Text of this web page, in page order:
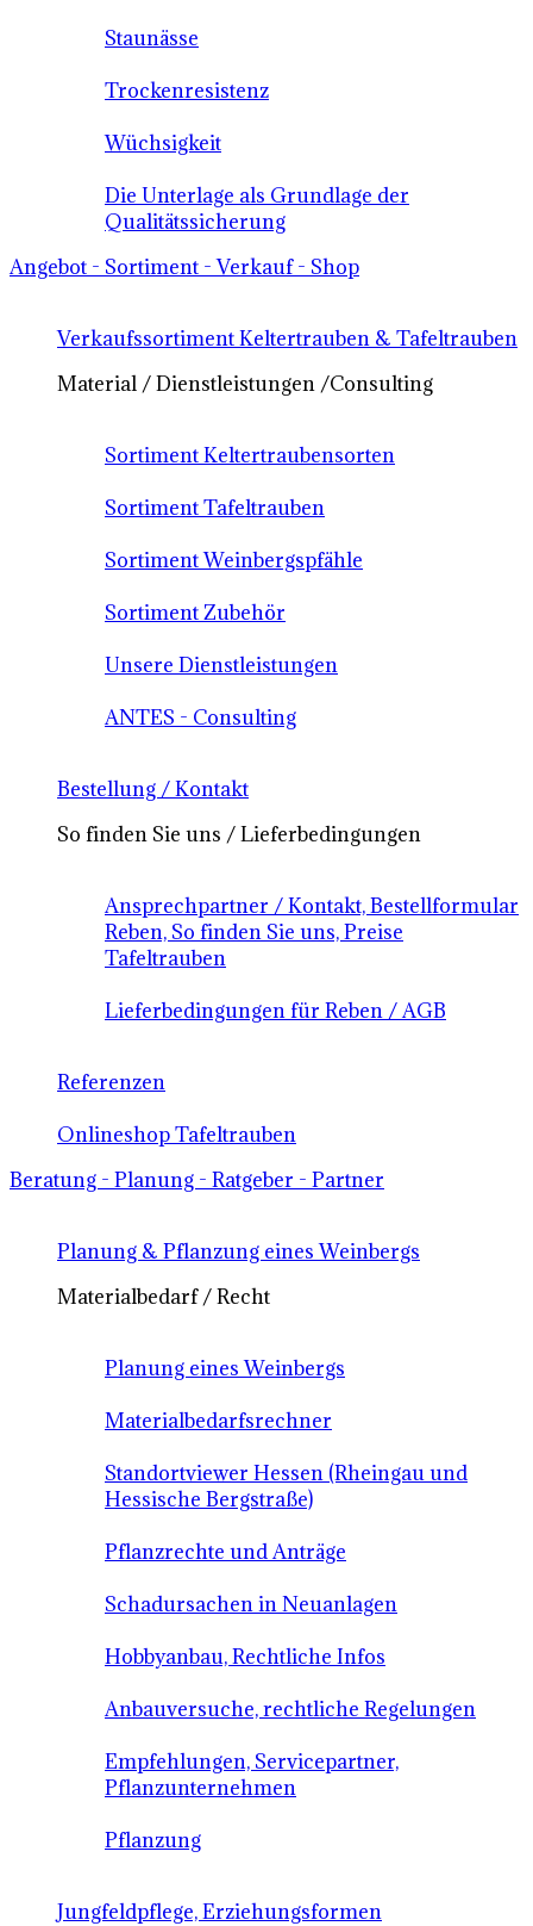
Staunässe
Trockenresistenz
Wüchsigkeit
Die Unterlage als Grundlage der
Qualitätssicherung
Angebot - Sortiment - Verkauf - Shop
Verkaufssortiment Keltertrauben & Tafeltrauben
Material / Dienstleistungen /Consulting
Sortiment Keltertraubensorten
Sortiment Tafeltrauben
Sortiment Weinbergspfähle
Sortiment Zubehör
Unsere Dienstleistungen
ANTES - Consulting
Bestellung / Kontakt
So finden Sie uns / Lieferbedingungen
Ansprechpartner / Kontakt, Bestellformular
Reben, So finden Sie uns, Preise
Tafeltrauben
Lieferbedingungen für Reben / AGB
Referenzen
Onlineshop Tafeltrauben
Beratung - Planung - Ratgeber - Partner
Planung & Pflanzung eines Weinbergs
Materialbedarf / Recht
Planung eines Weinbergs
Materialbedarfsrechner
Standortviewer Hessen (Rheingau und
Hessische Bergstraße)
Pflanzrechte und Anträge
Schadursachen in Neuanlagen
Hobbyanbau, Rechtliche Infos
Anbauversuche, rechtliche Regelungen
Empfehlungen, Servicepartner,
Pflanzunternehmen
Pflanzung
Jungfeldpflege, Erziehungsformen